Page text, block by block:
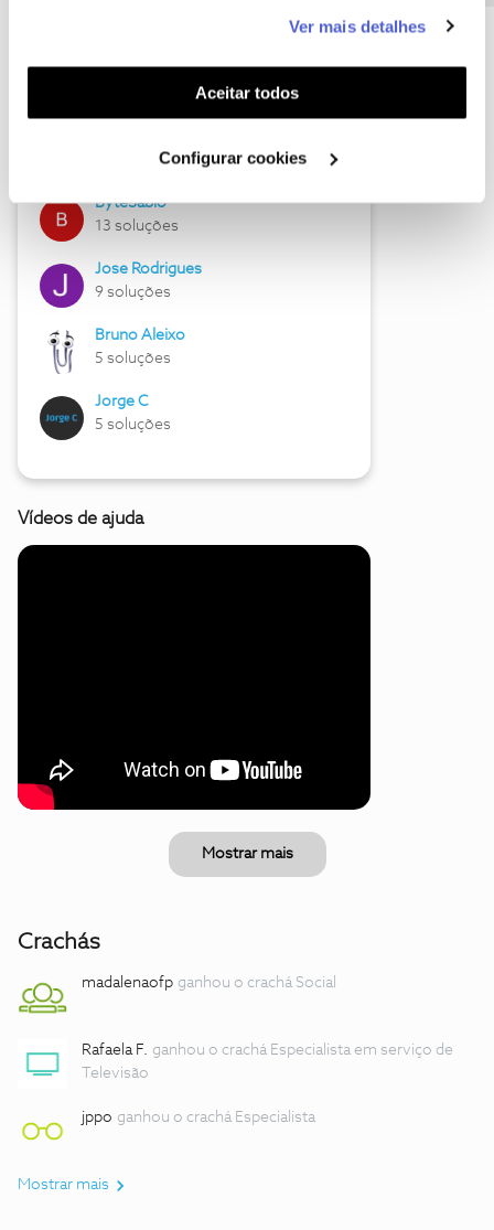
funcionalidades (cookies de personalização e
funcionalidade) e adaptar anúncios aos seus interesses
(cookies de publicidade personalizada). Pode gerir a
utilização dos cookies clicando em "Configurar
Ver mais detalhes
Aceitar todos
Configurar cookies
Hall of Fame de julho
17 soluções
ByteSábio
13 soluções
Jose Rodrigues
9 soluções
Bruno Aleixo
5 soluções
Jorge C
5 soluções
Vídeos de ajuda
Mostrar mais
Crachás
madalenaofp ganhou o crachá Social
Rafaela F. ganhou o crachá Especialista em serviço de
Televisão
jppo ganhou o crachá Especialista
Mostrar mais